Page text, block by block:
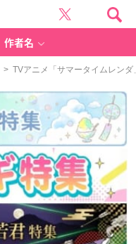
作者名
> TVアニメ「サマータイムレン